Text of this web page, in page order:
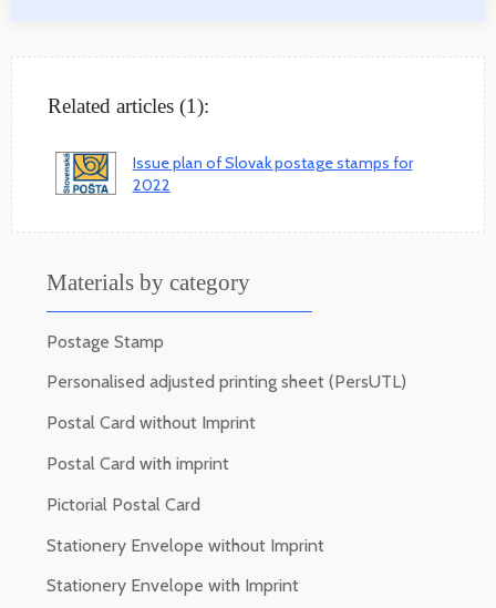
Related articles (1):
Issue plan of Slovak postage stamps for
2022
Materials by category
Postage Stamp
Personalised adjusted printing sheet (PersUTL)
Postal Card without Imprint
Postal Card with imprint
Pictorial Postal Card
Stationery Envelope without Imprint
Stationery Envelope with Imprint